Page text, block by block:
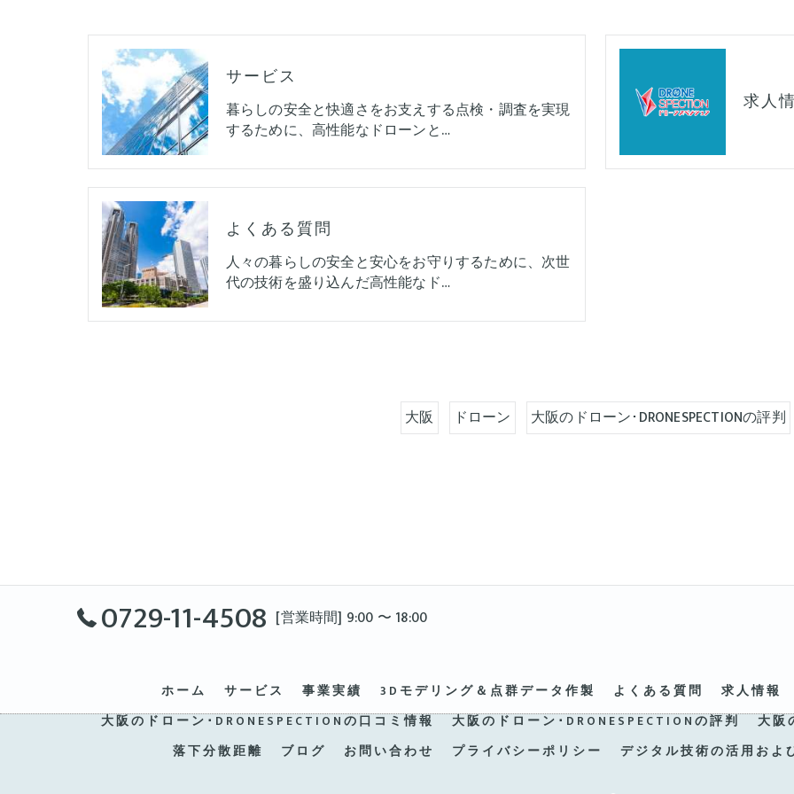
サービス
暮らしの安全と快適さをお支えする点検・調査を実現
するために、高性能なドローンと…
求人
よくある質問
人々の暮らしの安全と安心をお守りするために、次世
代の技術を盛り込んだ高性能なド…
大阪 ドローン 大阪のドローン･DRONESPECTIONの評判
0729-11-4508 [営業時間] 9:00 〜 18:00
ホーム サービス 事業実績 3Dモデリング＆点群データ作製 よくある質問
求人情報
大阪のドローン･DRONESPECTIONの口コミ情報
大阪のドローン･DRONESPECTIONの評判
大阪
落下分散距離
ブログ お問い合わせ プライバシーポリシー デジタル技術の活用およ